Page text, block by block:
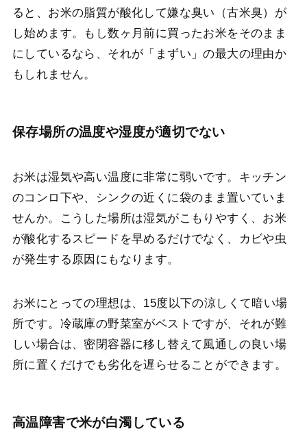
ると、お米の脂質が酸化して嫌な臭い（古米臭）が
し始めます。もし数ヶ月前に買ったお米をそのまま
にしているなら、それが「まずい」の最大の理由か
もしれません。
保存場所の温度や湿度が適切でない
お米は湿気や高い温度に非常に弱いです。キッチン
のコンロ下や、シンクの近くに袋のまま置いていま
せんか。こうした場所は湿気がこもりやすく、お米
が酸化するスピードを早めるだけでなく、カビや虫
が発生する原因にもなります。
お米にとっての理想は、15度以下の涼しくて暗い場
所です。冷蔵庫の野菜室がベストですが、それが難
しい場合は、密閉容器に移し替えて風通しの良い場
所に置くだけでも劣化を遅らせることができます。
高温障害で米が白濁している